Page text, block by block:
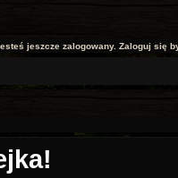
jeszcze zalogowany. Zaloguj się